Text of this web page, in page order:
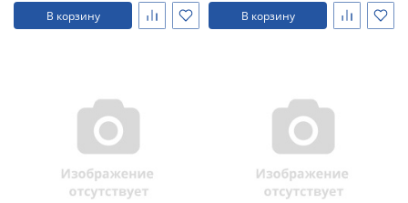
В корзину В корзину